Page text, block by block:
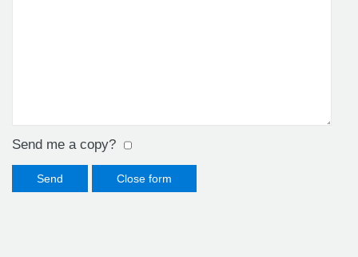
Send me a copy?
Send Close form